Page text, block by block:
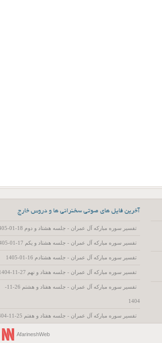
آخرین فایل های صوتی سخنرانی ها و دروس خارج
تفسیر سوره مبارکه آل عمران - جلسه هشتاد و دوم 18-01-1405
تفسیر سوره مبارکه آل عمران - جلسه هشتاد و یکم 17-01-1405
تفسیر سوره مبارکه آل عمران - جلسه هشتادم 16-01-1405
تفسیر سوره مبارکه آل عمران - جلسه هفتاد و نهم 27-11-1404
تفسیر سوره مبارکه آل عمران - جلسه هفتاد و هشتم 26-11-
1404
تفسیر سوره مبارکه آل عمران - جلسه هفتاد و هفتم 25-11-1404
AfarineshWeb